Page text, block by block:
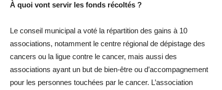
À quoi vont servir les fonds récoltés ?
Le conseil municipal a voté la répartition des gains à 10
associations, notamment le centre régional de dépistage des
cancers ou la ligue contre le cancer, mais aussi des
associations ayant un but de bien-être ou d’accompagnement
pour les personnes touchées par le cancer. L’association